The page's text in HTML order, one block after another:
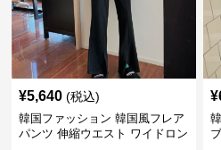
¥5,640 (税込)
韓国ファッション 韓国風フレア
パンツ 伸縮ウエスト ワイドロン
¥